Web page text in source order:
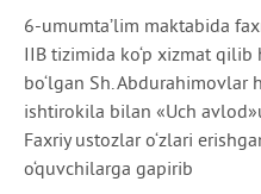
6-umumta’lim maktabida
IIB tizimida ko‘p xizmat
bo‘lgan Sh. Abdurahimovlar
ishtirokila bilan «Uch
Faxriy ustozlar o‘zlari
o‘quvchilarga gapirib